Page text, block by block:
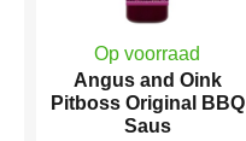
Op voorraad
Angus and Oink
Pitboss Original BBQ
Saus